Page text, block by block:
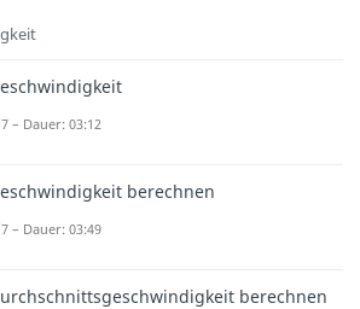
– Dauer: 03:12
berechnen
– Dauer: 03:49
berechnen